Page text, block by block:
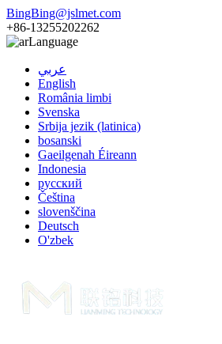
BingBing@jslmet.com
+86-13255202262
Language
عربي
English
România limbi
Svenska
Srbija jezik (latinica)
bosanski
Gaeilgenah Éireann
Indonesia
русский
Čeština
slovenščina
Deutsch
O'zbek